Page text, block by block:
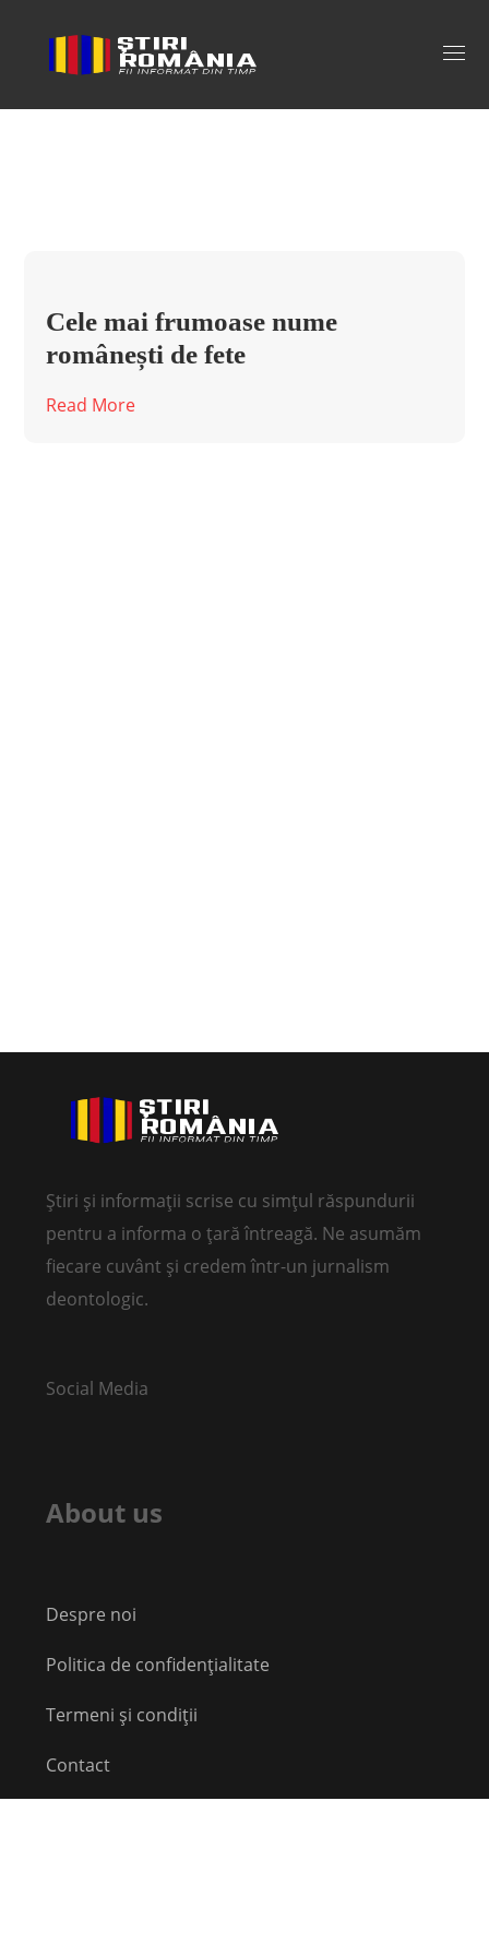
nume de fete Tag
Cele mai frumoase nume
românești de fete
Read More
Știri și informații scrise cu simțul răspundurii
pentru a informa o țară întreagă. Ne asumăm
fiecare cuvânt și credem într-un jurnalism
deontologic.
Social Media
About us
Despre noi
Politica de confidențialitate
Termeni și condiții
Contact